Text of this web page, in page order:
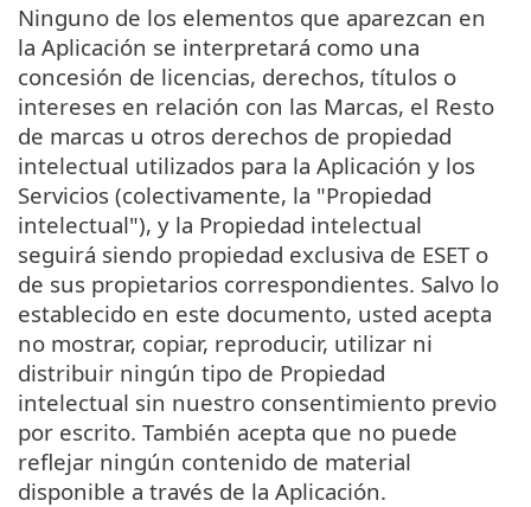
Ninguno de los elementos que aparezcan en
la Aplicación se interpretará como una
concesión de licencias, derechos, títulos o
intereses en relación con las Marcas, el Resto
de marcas u otros derechos de propiedad
intelectual utilizados para la Aplicación y los
Servicios (colectivamente, la "Propiedad
intelectual"), y la Propiedad intelectual
seguirá siendo propiedad exclusiva de ESET o
de sus propietarios correspondientes. Salvo lo
establecido en este documento, usted acepta
no mostrar, copiar, reproducir, utilizar ni
distribuir ningún tipo de Propiedad
intelectual sin nuestro consentimiento previo
por escrito. También acepta que no puede
reflejar ningún contenido de material
disponible a través de la Aplicación.